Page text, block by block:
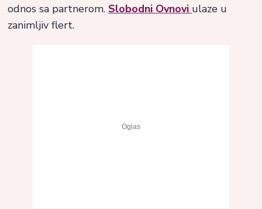
odnos sa partnerom. Slobodni Ovnovi ulaze u
zanimljiv flert.